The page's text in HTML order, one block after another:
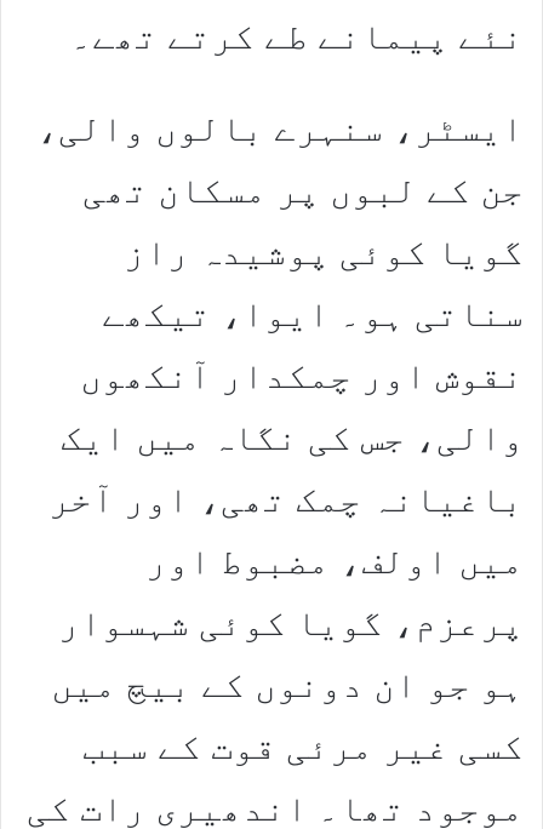
نئے پیمانے طے کرتے تھے۔
ایسٹر، سنہرے بالوں والی،
جن کے لبوں پر مسکان تھی
گویا کوئی پوشیدہ راز
سناتی ہو۔ ایوا، تیکھے
نقوش اور چمکدار آنکھوں
والی، جس کی نگاہ میں ایک
باغیانہ چمک تھی، اور آخر
میں اولف، مضبوط اور
پرعزم، گویا کوئی شہسوار
ہو جو ان دونوں کے بیچ میں
کسی غیر مرئی قوت کے سبب
موجود تھا۔ اندھیری رات کی